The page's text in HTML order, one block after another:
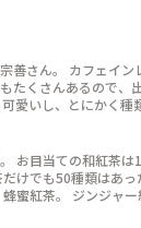
レスの妊婦さん〜産
たくさんあるので、
井 #わたしの街
け
も50種類はあったかと。
蜜紅茶。 ジンジャ
#紅茶専門店